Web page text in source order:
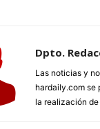
Dpto.
Las noticias y
hardaily.com se
la realización